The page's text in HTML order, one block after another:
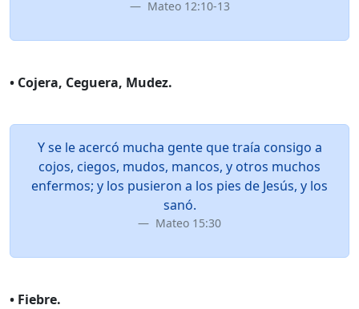
Mateo 12:10-13
• Cojera, Ceguera, Mudez.
Y se le acercó mucha gente que traía consigo a
cojos, ciegos, mudos, mancos, y otros muchos
enfermos; y los pusieron a los pies de Jesús, y los
sanó.
Mateo 15:30
• Fiebre.